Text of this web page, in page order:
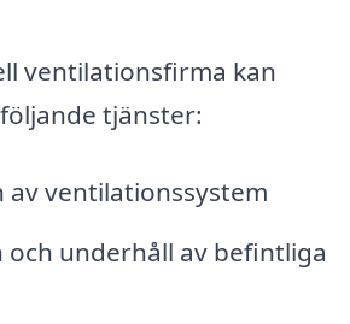
ventilationsfirma kan
tjänster:
ventilationssystem
och underhåll av befintliga